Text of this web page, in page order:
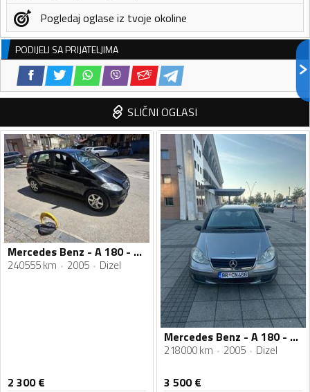
Pogledaj oglase iz tvoje okoline
PODIJELI SA PRIJATELJIMA
SLIČNI OGLASI
Mercedes Benz - A 180 - 180 CDI
240555 km 2005 Dizel
2 300€
Mercedes Benz - A 180 - 2.0 CDI
218000 km 2005 Dizel
3 500€